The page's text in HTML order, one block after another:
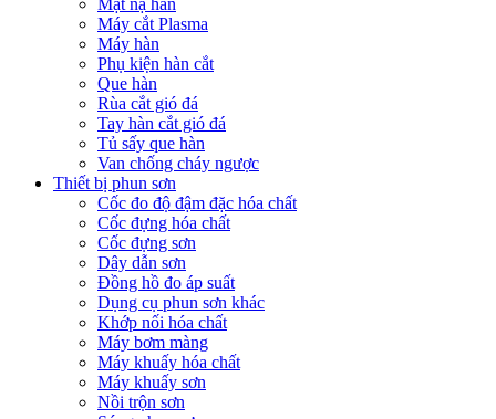
Máy cắt Plasma
Máy hàn
Phụ kiện hàn cắt
Que hàn
Rùa cắt gió đá
Tay hàn cắt gió đá
Tủ sấy que hàn
Van chống cháy ngược
Thiết bị phun sơn
Cốc đo độ đậm đặc hóa chất
Cốc đựng hóa chất
Cốc đựng sơn
Dây dẫn sơn
Đồng hồ đo áp suất
Dụng cụ phun sơn khác
Khớp nối hóa chất
Máy bơm màng
Máy khuấy hóa chất
Máy khuấy sơn
Nồi trộn sơn